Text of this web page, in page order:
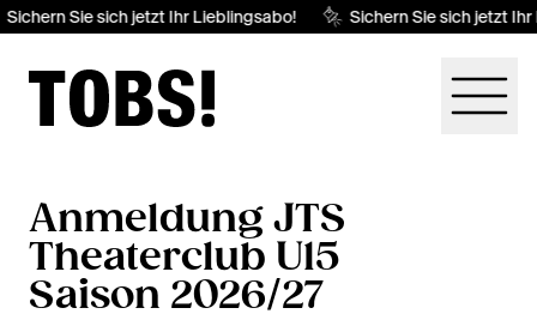
Sichern Sie sich jetzt Ihr Lieblingsabo! Sichern Sie sich jetzt Ihr
Anmeldung JTS
Theaterclub U15
Saison 2026/27